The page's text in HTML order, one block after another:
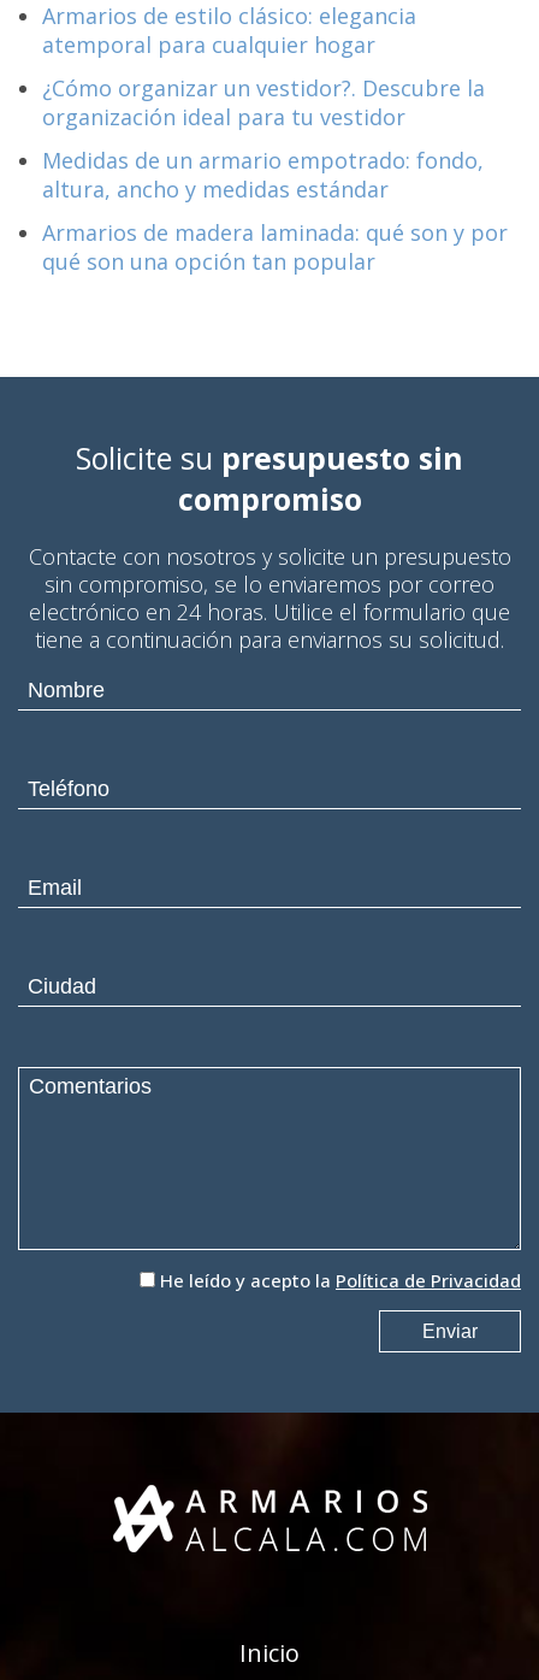
Armarios de estilo clásico: elegancia
atemporal para cualquier hogar
¿Cómo organizar un vestidor?. Descubre la
organización ideal para tu vestidor
Medidas de un armario empotrado: fondo,
altura, ancho y medidas estándar
Armarios de madera laminada: qué son y por
qué son una opción tan popular
Solicite su presupuesto sin
compromiso
Contacte con nosotros y solicite un presupuesto
sin compromiso, se lo enviaremos por correo
electrónico en 24 horas. Utilice el formulario que
tiene a continuación para enviarnos su solicitud.
He leído y acepto la Política de Privacidad
Inicio